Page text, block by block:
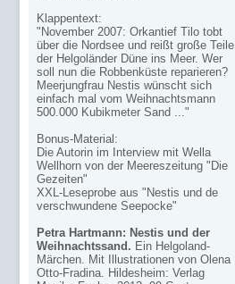
Klappentext:
"November 2007: Orkantief Tilo tobt
über die Nordsee und reißt große Teile
der Helgoländer Düne ins Meer. Wer
soll nun die Robbenküste reparieren?
Meerjungfrau Nestis wünscht sich
einfach mal vom Weihnachtsmann
500.000 Kubikmeter Sand ..."
Bonus-Material:
Die Autorin im Interview mit Wella
Wellhorn von der Meereszeitung "Die
Gezeiten"
XXL-Leseprobe aus "Nestis und de
verschwundene Seepocke"
Petra Hartmann: Nestis und der
Weihnachtssand. Ein Helgoland-
Märchen. Mit Illustrationen von Olena
Otto-Fradina. Hildesheim: Verlag